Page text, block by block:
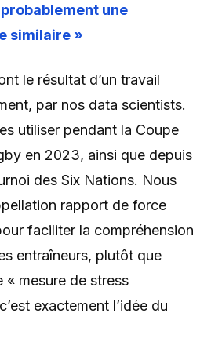
une
similaire »
le résultat d’un travail
par nos data scientists.
utiliser pendant la Coupe
en 2023, ainsi que depuis
des Six Nations. Nous
rapport de force
faciliter la compréhension
entraîneurs, plutôt que
« mesure de stress
exactement l’idée du